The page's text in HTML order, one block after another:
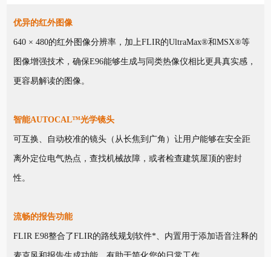
优异的红外图像
640 × 480的红外图像分辨率，加上FLIR的UltraMax®和MSX®等
图像增强技术，确保E96能够生成与同类热像仪相比更具真实感，
更容易解读的图像。
智能AUTOCAL™光学镜头
可互换、自动校准的镜头（从长焦到广角）让用户能够在安全距
离外定位电气热点，查找机械故障，或者检查建筑屋顶的密封
性。
流畅的报告功能
FLIR E98整合了FLIR的路线规划软件*、内置用于添加语音注释的